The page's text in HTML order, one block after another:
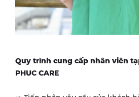
Quy trình cung cấp nhân viên
PHUC CARE